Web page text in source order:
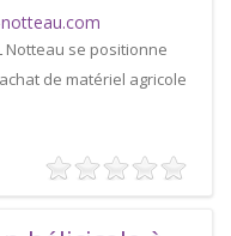
Notteau se positionne
de matériel agricole